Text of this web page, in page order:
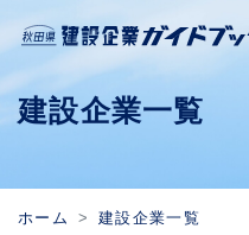
建設企業一覧
ホーム 建設企業一覧